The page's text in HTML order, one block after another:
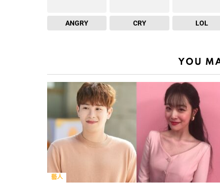
ANGRY CRY LOL
YOU
藝人